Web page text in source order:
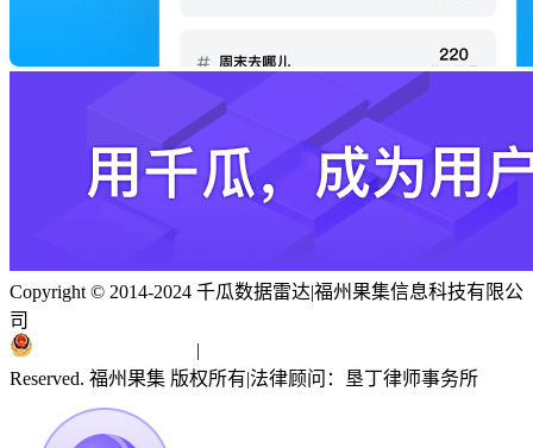
Copyright © 2014-2024 千瓜数据雷达|福州果集信息科技有限公
司
|
Reserved. 福州果集 版权所有|法律顾问：垦丁律师事务所